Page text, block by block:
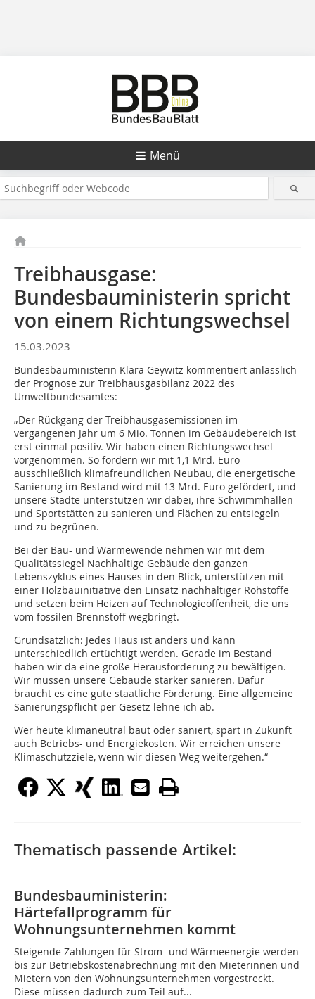
Menü
Treibhausgase:
Bundesbauministerin spricht
von einem Richtungswechsel
15.03.2023
Bundesbauministerin Klara Geywitz kommentiert anlässlich
der Prognose zur Treibhausgasbilanz 2022 des
Umweltbundesamtes:
„Der Rückgang der Treibhausgasemissionen im
vergangenen Jahr um 6 Mio. Tonnen im Gebäudebereich ist
erst einmal positiv. Wir haben einen Richtungswechsel
vorgenommen. So fördern wir mit 1,1 Mrd. Euro
ausschließlich klimafreundlichen Neubau, die energetische
Sanierung im Bestand wird mit 13 Mrd. Euro gefördert, und
unsere Städte unterstützen wir dabei, ihre Schwimmhallen
und Sportstätten zu sanieren und Flächen zu entsiegeln
und zu begrünen.
Bei der Bau- und Wärmewende nehmen wir mit dem
Qualitätssiegel Nachhaltige Gebäude den ganzen
Lebenszyklus eines Hauses in den Blick, unterstützen mit
einer Holzbauinitiative den Einsatz nachhaltiger Rohstoffe
und setzen beim Heizen auf Technologieoffenheit, die uns
vom fossilen Brennstoff wegbringt.
Grundsätzlich: Jedes Haus ist anders und kann
unterschiedlich ertüchtigt werden. Gerade im Bestand
haben wir da eine große Herausforderung zu bewältigen.
Wir müssen unsere Gebäude stärker sanieren. Dafür
braucht es eine gute staatliche Förderung. Eine allgemeine
Sanierungspflicht per Gesetz lehne ich ab.
Wer heute klimaneutral baut oder saniert, spart in Zukunft
auch Betriebs- und Energiekosten. Wir erreichen unsere
Klimaschutzziele, wenn wir diesen Weg weitergehen.“
Thematisch passende Artikel:
Bundesbauministerin:
Härtefallprogramm für
Wohnungsunternehmen kommt
Steigende Zahlungen für Strom- und Wärmeenergie werden
bis zur Betriebskostenabrechnung mit den Mieterinnen und
Mietern von den Wohnungsunternehmen vorgestreckt.
Diese müssen dadurch zum Teil auf...